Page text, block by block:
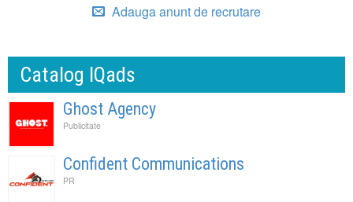
Adauga anunt de recrutare
Catalog IQads
Ghost Agency
Publicitate
Confident Communications
PR